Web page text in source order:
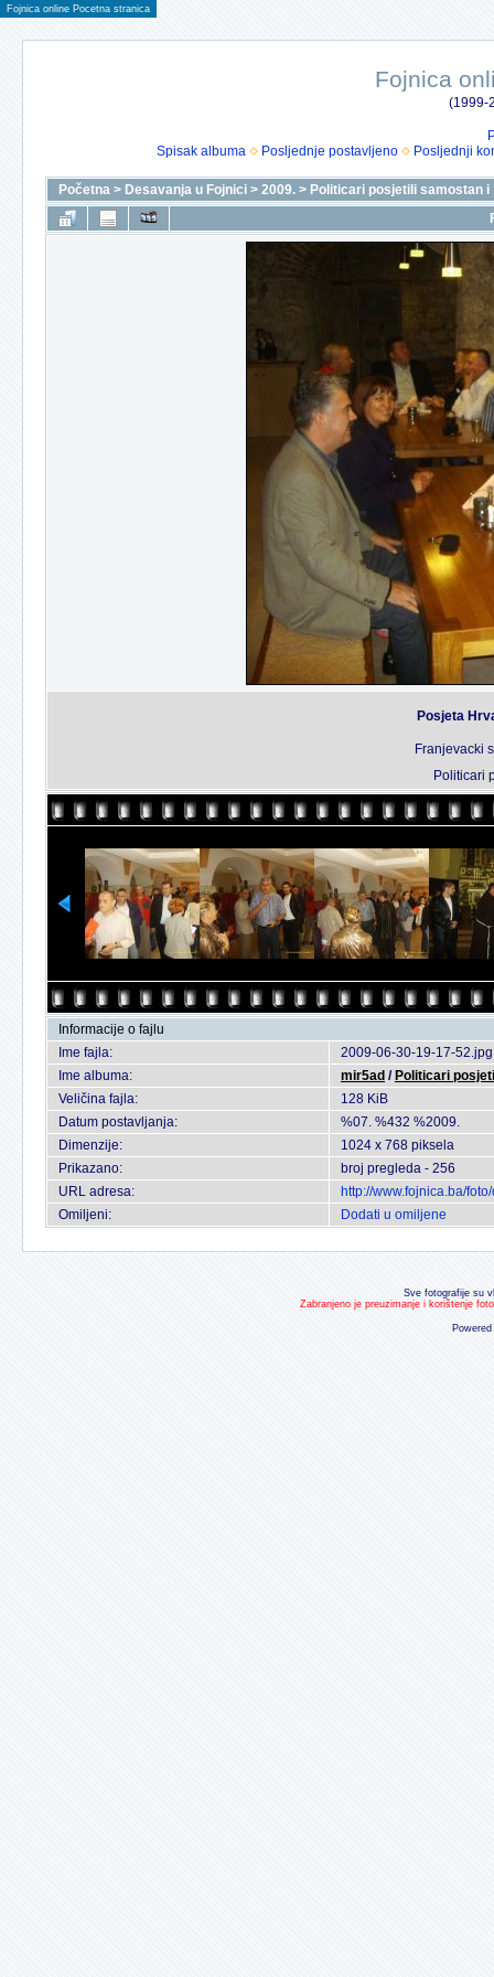
Fojnica online Pocetna stranica
Fojnica
(1999-
Spisak albuma
Posljednje postavljeno Posljednji
Početna > Desavanja u Fojnici > 2009. > Politicari posjetili samostan
Posjeta
Franjevacki
Politicari
Informacije o fajlu
Ime fajla:
2009-06-30-19-17-52.jpg
Ime albuma:
mir5ad / Politicari
Veličina fajla:
128 KiB
Datum postavljanja:
%07. %432 %2009.
Dimenzije:
1024 x 768 piksela
Prikazano:
broj pregleda - 256
URL adresa:
http://www.fojnica.ba/
Omiljeni:
Dodati u omiljene
Sve fotografije su
Zabranjeno je preuzimanje i korištenje